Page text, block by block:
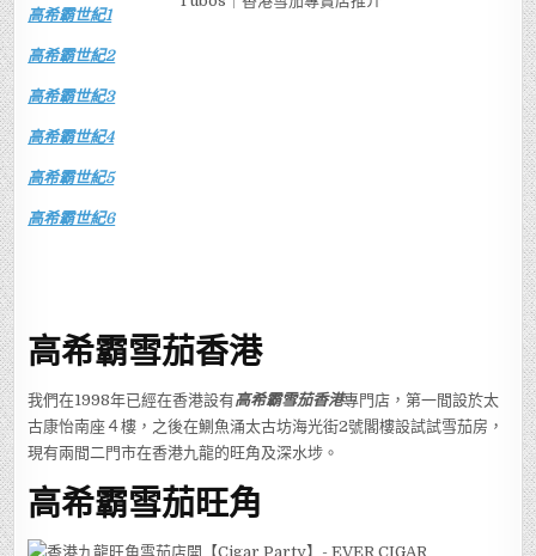
高希霸世紀1
高希霸世紀2
高希霸世紀3
高希霸世紀4
高希霸世紀5
高希霸世紀6
高希霸雪茄香港
我們在1998年已經在香港設有高希霸雪茄香港專門店，第一間設於太
古康怡南座４樓，之後在鰂魚涌太古坊海光街2號閣樓設試試雪茄房，
現有兩間二門市在香港九龍的旺角及深水埗。
高希霸雪茄旺角